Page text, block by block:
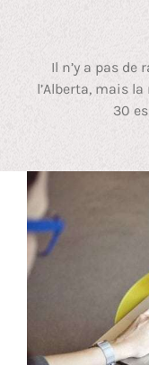
Il n’y a pas
l’Alberta, mais
30